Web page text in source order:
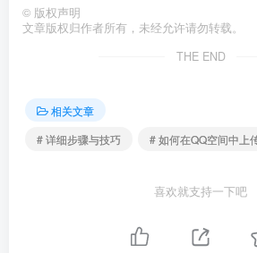
© 版权声明
文章版权归作者所有，未经允许请勿转载。
THE END
相关文章
# 详细步骤与技巧
# 如何在QQ空间中上
喜欢就支持一下吧